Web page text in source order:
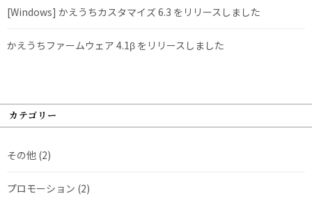
[Windows] かえうちカスタマイズ 6.3 をリリースしました
かえうちファームウェア 4.1β をリリースしました
カテゴリー
その他 (2)
プロモーション (2)